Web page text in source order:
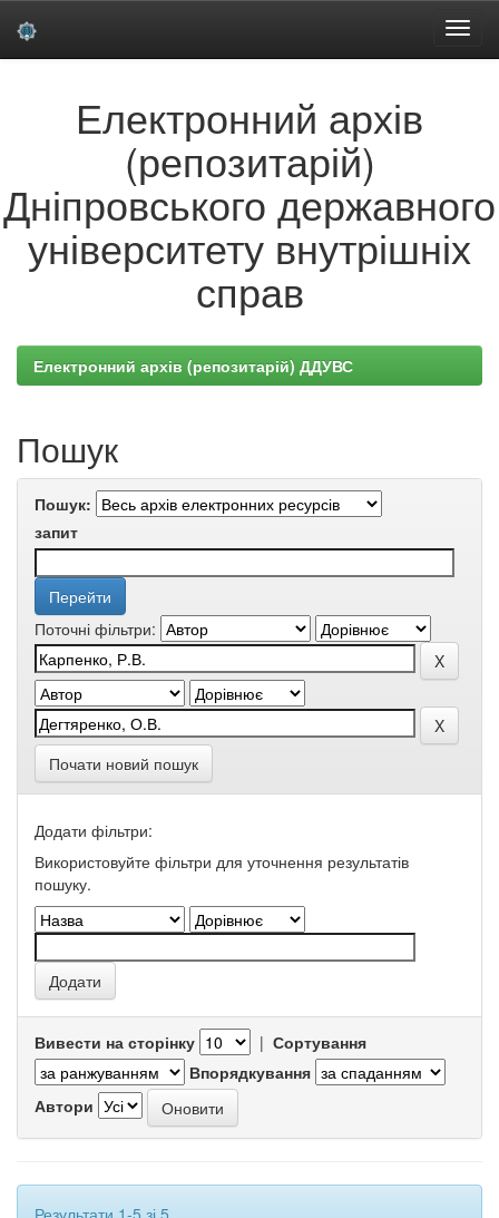
Електронний архів
(репозитарій)
Дніпровського державного
університету внутрішніх
справ
Електронний архів (репозитарій) ДДУВС
Пошук
Пошук:
запит
Поточні фільтри:
Почати новий пошук
Додати фільтри:
Використовуйте фільтри для уточнення результатів
пошуку.
Вивести на сторінку | Сортування
Впорядкування
Автори
Результати 1-5 зі 5.